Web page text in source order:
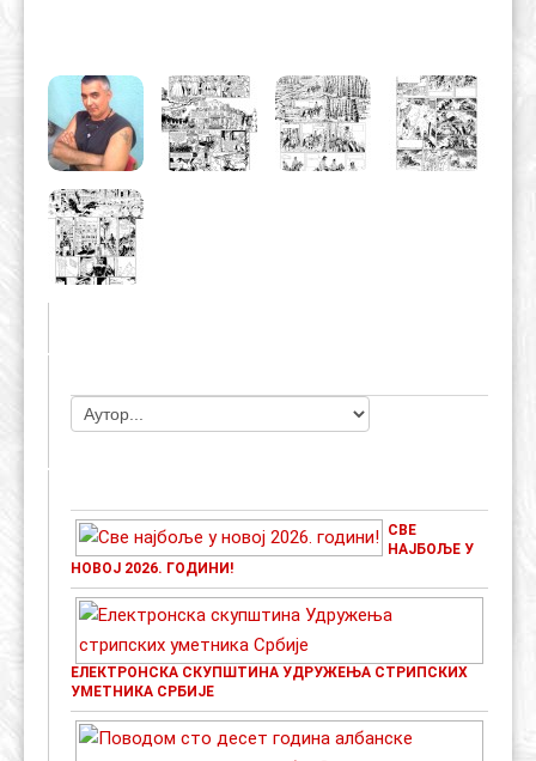
СВЕ
НАЈБОЉЕ У
НОВОЈ 2026. ГОДИНИ!
ЕЛЕКТРОНСКА СКУПШТИНА УДРУЖЕЊА СТРИПСКИХ
УМЕТНИКА СРБИЈЕ